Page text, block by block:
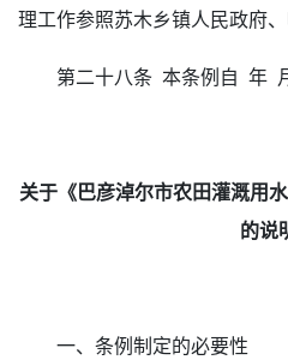
理工作参照苏木乡镇人民政府
第二十八条 本条例自 年
关于《巴彦淖尔市农田灌溉用
的说
一、条例制定的必要性